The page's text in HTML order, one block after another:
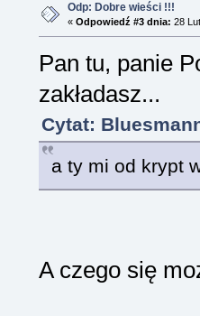
Odp: Dobre wieści !!!
« Odpowiedź #3 dnia: 28
Pan tu, panie
zakładasz...
Cytat:
a ty mi od krypt
A czego się